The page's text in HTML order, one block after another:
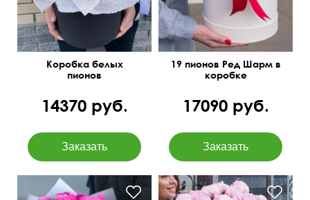
Коробка белых
пионов
14370 руб.
19 пионов Ред Шарм в
коробке
17090 руб.